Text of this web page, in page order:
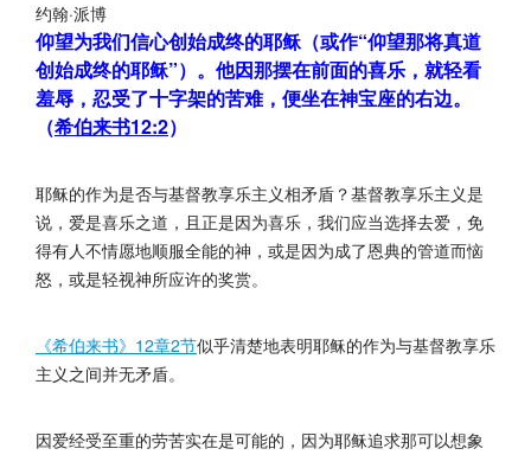
约翰·派博
仰望为我们信心创始成终的耶稣（或作“仰望那将真道
创始成终的耶稣”）。他因那摆在前面的喜乐，就轻看
羞辱，忍受了十字架的苦难，便坐在神宝座的右边。
（希伯来书12:2）
耶稣的作为是否与基督教享乐主义相矛盾？基督教享乐主义是
说，爱是喜乐之道，且正是因为喜乐，我们应当选择去爱，免
得有人不情愿地顺服全能的神，或是因为成了恩典的管道而恼
怒，或是轻视神所应许的奖赏。
《希伯来书》12章2节似乎清楚地表明耶稣的作为与基督教享乐
主义之间并无矛盾。
因爱经受至重的劳苦实在是可能的，因为耶稣追求那可以想象